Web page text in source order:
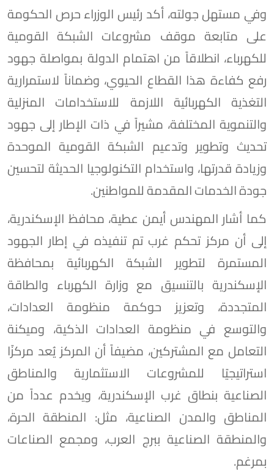
وفي مستهل جولته، أكد رئيس الوزراء حرص الحكومة
على متابعة موقف مشروعات الشبكة القومية
للكهرباء، انطلاقاً من اهتمام الدولة بمواصلة جهود
رفع كفاءة هذا القطاع الحيوي، وضماناً لاستمرارية
التغذية الكهربائية اللازمة للاستخدامات المنزلية
والتنموية المختلفة، مشيراً في ذات الإطار إلى جهود
تحديث وتطوير وتدعيم الشبكة القومية الموحدة
وزيادة قدرتها، واستخدام التكنولوجيا الحديثة لتحسين
جودة الخدمات المقدمة للمواطنين.
كما أشار المهندس أيمن عطية، محافظ الإسكندرية،
إلى أن مركز تحكم غرب تم تنفيذه في إطار الجهود
المستمرة لتطوير الشبكة الكهربائية بمحافظة
الإسكندرية بالتنسيق مع وزارة الكهرباء والطاقة
المتجددة، وتعزيز حوكمة منظومة العدادات،
والتوسع في منظومة العدادات الذكية، وميكنة
التعامل مع المشتركين، مضيفاً أن المركز يُعد مركزًا
استراتيجيًا للمشروعات الاستثمارية والمناطق
الصناعية بنطاق غرب الإسكندرية، ويخدم عدداً من
المناطق والمدن الصناعية، مثل: المنطقة الحرة،
والمنطقة الصناعية ببرج العرب، ومجمع الصناعات
بمرغم.